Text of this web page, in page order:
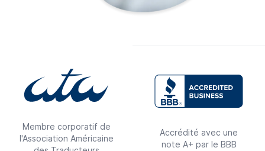
Membre corporatif de
l'Association Américaine
Accrédité avec une
note A+ par le BBB